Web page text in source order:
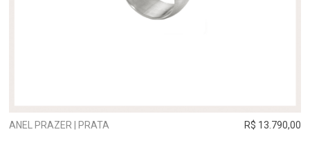
ANEL PRAZER | PRATA R$ 13.790,00